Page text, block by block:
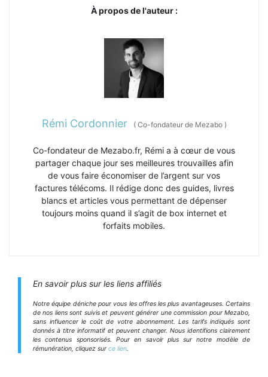
À propos de l'auteur :
Rémi Cordonnier (Co-fondateur de Mezabo )
Co-fondateur de Mezabo.fr, Rémi a à cœur de vous
partager chaque jour ses meilleures trouvailles afin
de vous faire économiser de l’argent sur vos
factures télécoms. Il rédige donc des guides, livres
blancs et articles vous permettant de dépenser
toujours moins quand il s’agit de box internet et
forfaits mobiles.
En savoir plus sur les liens affiliés
Notre équipe déniche pour vous les offres les plus avantageuses. Certains
de nos liens sont suivis et peuvent générer une commission pour Mezabo,
sans influencer le coût de votre abonnement. Les tarifs indiqués sont
donnés à titre informatif et peuvent changer. Nous identifions clairement
les contenus sponsorisés. Pour en savoir plus sur notre modèle de
rémunération, cliquez sur ce lien.